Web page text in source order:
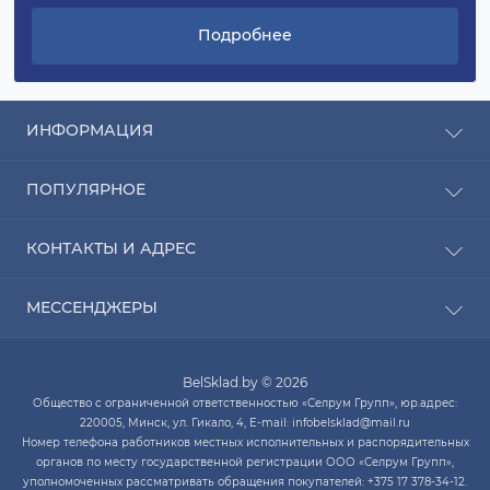
Подробнее
ИНФОРМАЦИЯ
Оплата
О компании
Карта сайта
ПОПУЛЯРНОЕ
Насосы для воды
Котлы отопления
КОНТАКТЫ И АДРЕС
до 14:00
ПН-ЧТ с 9:00 до 20:00
ПТ с 9:00 до 19:00
СБ с 10:00 до 14:00
МЕССЕНДЖЕРЫ
WhatsApp
Skype
BelSklad.by © 2026
Общество с ограниченной ответственностью «Селрум Групп», юр.адрес:
220005, Минск, ул. Гикало, 4, E-mail: infobelsklad@mail.ru
Номер телефона работников местных исполнительных и распорядительных
органов по месту государственной регистрации ООО «Селрум Групп»,
уполномоченных рассматривать обращения покупателей: +375 17 378-34-12.